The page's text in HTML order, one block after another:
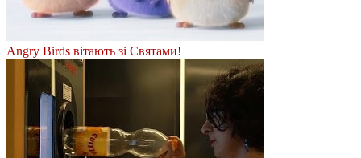
Angry Birds вітають зі Святами!